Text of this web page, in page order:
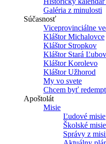
Galéria z minulosti
Súčasnosť
Viceprovinciálne
Kláštor Michalovce
Kláštor Stropkov
Kláštor Stará
Kláštor Korolevo
Kláštor Užhorod
My vo svete
Chcem byť
Apoštolát
Misie
Ľudové misie
Školské misie
Správy z